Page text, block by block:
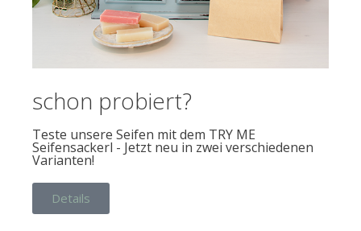
schon probiert?
Teste unsere Seifen mit dem TRY ME
Seifensackerl - Jetzt neu in zwei verschiedenen
Varianten!
Details